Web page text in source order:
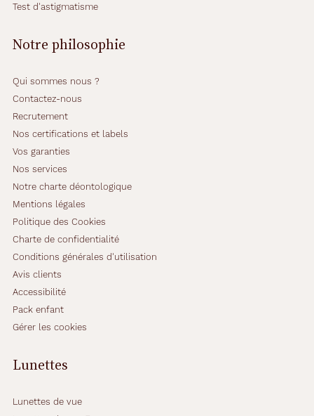
Test d'astigmatisme
Notre philosophie
Qui sommes nous ?
Contactez-nous
Recrutement
Nos certifications et labels
Vos garanties
Nos services
Notre charte déontologique
Mentions légales
Politique des Cookies
Charte de confidentialité
Conditions générales d'utilisation
Avis clients
Accessibilité
Pack enfant
Gérer les cookies
Lunettes
Lunettes de vue